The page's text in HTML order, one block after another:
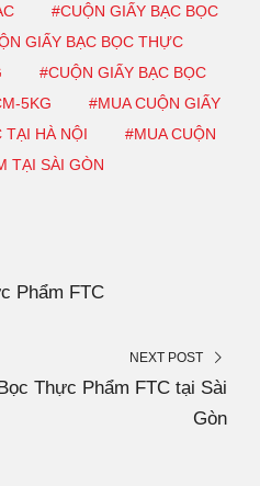
#CUỘN GIẤY BẠC BỌC
GIẤY BẠC BỌC THỰC
#CUỘN GIẤY BẠC BỌC
5KG
#MUA CUỘN GIẤY
TẠI HÀ NỘI
#MUA CUỘN
TẠI SÀI GÒN
Phẩm FTC
NEXT POST
Thực Phẩm FTC tại Sài
Gòn